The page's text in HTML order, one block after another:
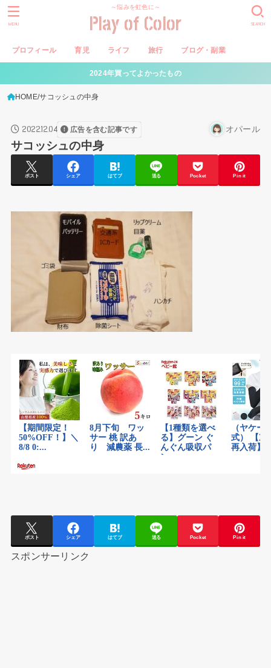
～悩みを虹色に～
Play of Color
プロフィール 育児 ライフ 旅行 ブログ・副業
SEARCH
MENU
2024年買ってよかったもの
HOME サコッシュの中身
2022.12.04 広告を含む記事です オパール
サコッシュの中身
ポスト シェア はてブ 送る Pocket Pin it
ポスト シェア はてブ 送る Pocket Pin it
スポンサーリンク